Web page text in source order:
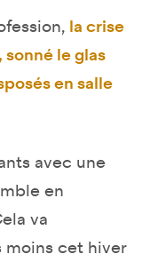
la crise
le glas
en salle
avec une
en
va
moins cet hiver